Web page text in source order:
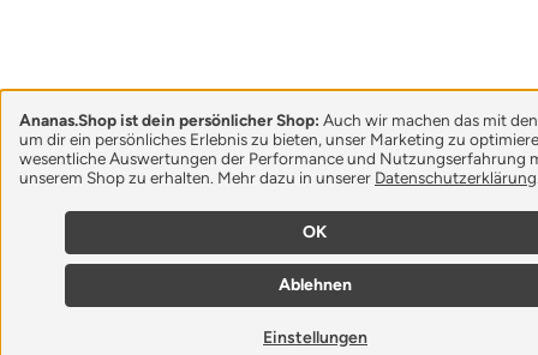
Ananas.Shop ist dein persönlicher Shop: Auch wir machen das mit
um dir ein persönliches Erlebnis zu bieten, unser Marketing zu
wesentliche Auswertungen der Performance und Nutzungserfahrung
unserem Shop zu erhalten. Mehr dazu in unserer Datenschutzerklärung
OK
Ablehnen
Einstellungen